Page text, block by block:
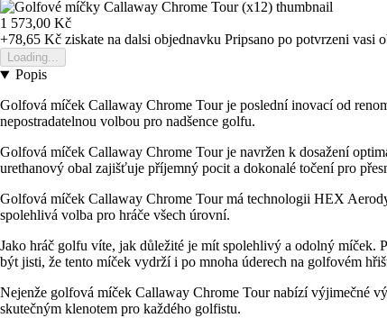
1 573,00 Kč
+78,65 Kč ziskate na dalsi objednavku Pripsano po potvrzeni vasi
Loading...
Popis
Golfová míček Callaway Chrome Tour je poslední inovací od
nepostradatelnou volbou pro nadšence golfu.
Golfová míček Callaway Chrome Tour je navržen k dosažení
urethanový obal zajišťuje příjemný pocit a dokonalé točení pro
Golfová míček Callaway Chrome Tour má technologii HEX
spolehlivá volba pro hráče všech úrovní.
Jako hráč golfu víte, jak důležité je mít spolehlivý a odolný míček.
být jisti, že tento míček vydrží i po mnoha úderech na golfovém
Nejenže golfová míček Callaway Chrome Tour nabízí výjimečné
skutečným klenotem pro každého golfistu.